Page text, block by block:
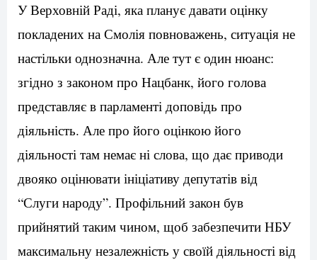
У Верховній Раді, яка планує давати оцінку
покладених на Смолія повноважень, ситуація не
настільки однозначна. Але тут є один нюанс:
згідно з законом про Нацбанк, його голова
представляє в парламенті доповідь про
діяльність. Але про його оцінкою його
діяльності там немає ні слова, що дає приводи
двояко оцінювати ініціативу депутатів від
“Слуги народу”. Профільний закон був
прийнятий таким чином, щоб забезпечити НБУ
максимальну незалежність у своїй діяльності від